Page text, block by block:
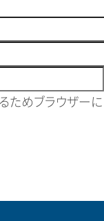
めブラウザーに